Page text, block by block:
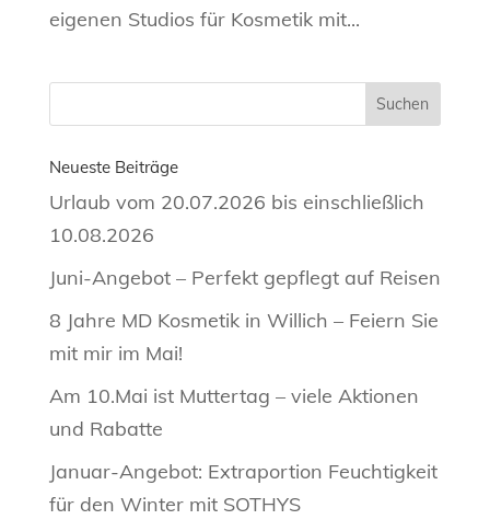
eigenen Studios für Kosmetik mit...
Neueste Beiträge
Urlaub vom 20.07.2026 bis einschließlich
10.08.2026
Juni-Angebot – Perfekt gepflegt auf Reisen
8 Jahre MD Kosmetik in Willich – Feiern Sie
mit mir im Mai!
Am 10.Mai ist Muttertag – viele Aktionen
und Rabatte
Januar-Angebot: Extraportion Feuchtigkeit
für den Winter mit SOTHYS